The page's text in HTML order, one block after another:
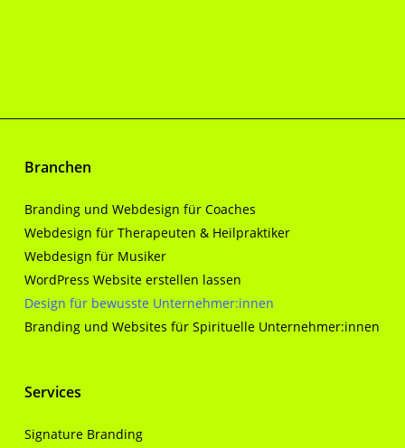
Branchen
Branding und Webdesign für Coaches
Webdesign für Therapeuten & Heilpraktiker
Webdesign für Musiker
WordPress Website erstellen lassen
Design für bewusste Unternehmer:innen
Branding und Websites für Spirituelle Unternehmer:innen
Services
Signature Branding